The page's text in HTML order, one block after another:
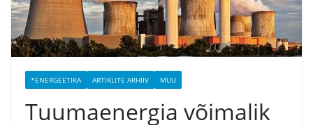
*ENERGEETIKA ARTIKLITE ARHIIV MUU
Tuumaenergia võimalik